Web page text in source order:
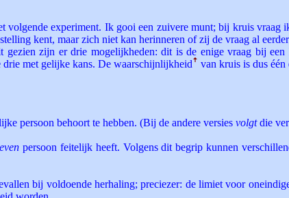
volgende experiment. Ik gooi een zuivere munt; bij kruis
kent, maar zich niet kan herinneren of zij de vraag al
gezien zijn er drie mogelijkheden: dit is de enige vraag bij
met gelijke kans. De waarschijnlijkheid ꜛ van kruis is dus één
persoon behoort te hebben. (Bij de andere versies volgtdie
persoon feitelijk heeft. Volgens dit begrip kunnen
bij voldoende herhaling; preciezer: de limiet voor